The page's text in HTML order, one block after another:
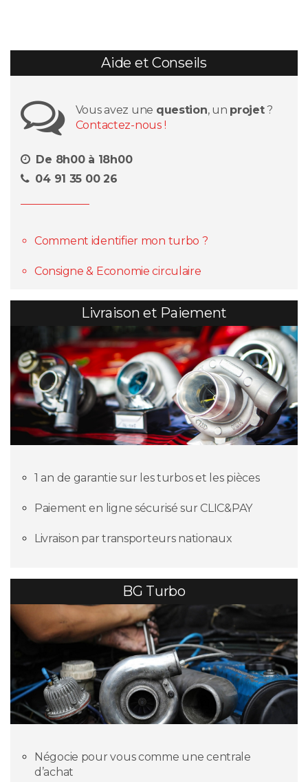
Aide et Conseils
Vous avez une question, un projet?
Contactez-nous !
De 8h00 à 18h00
04 91 35 00 26
Comment identifier mon turbo ?
Consigne & Economie circulaire
Livraison et Paiement
1 an de garantie sur les turbos et les pièces
Paiement en ligne sécurisé sur CLIC&PAY
Livraison par transporteurs nationaux
BG Turbo
Négocie pour vous comme une centrale
d’achat